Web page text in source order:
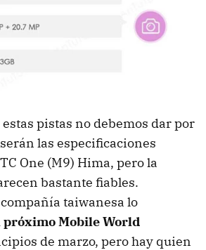
estas pistas no debemos dar por
las especificaciones
One (M9) Hima, pero la
bastante fiables.
taiwanesa lo
próximo Mobile World
de marzo, pero hay quien